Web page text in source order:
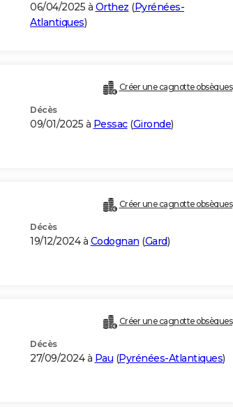
06/04/2025 à Orthez (Pyrénées-
Atlantiques)
Créer une cagnotte obsèques
Décès
09/01/2025 à Pessac(Gironde)
Créer une cagnotte obsèques
Décès
19/12/2024 à Codognan (Gard)
Créer une cagnotte obsèques
Décès
27/09/2024 à Pau (Pyrénées-Atlantiques)